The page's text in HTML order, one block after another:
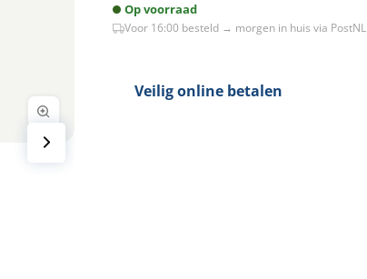
5Watt
COB
dimbaar
Op voorraad
Voor 16:00 besteld → morgen in huis via PostNL
Veilig online betalen